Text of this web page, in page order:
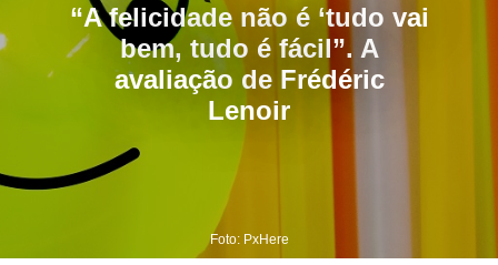
“A felicidade não é ‘tudo vai
bem, tudo é fácil”. A
avaliação de Frédéric
Lenoir
Foto: PxHere